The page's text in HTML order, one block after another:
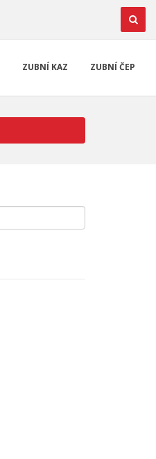
ZUBNÍ KAZ ZUBNÍ ČEP